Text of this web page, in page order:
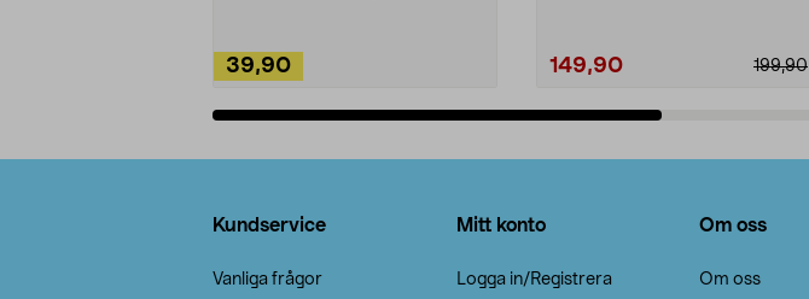
39,90 199,90
149,90
Kundservice
Vanliga frågor
Mitt konto
Logga in/Registrera
Om oss
Om oss